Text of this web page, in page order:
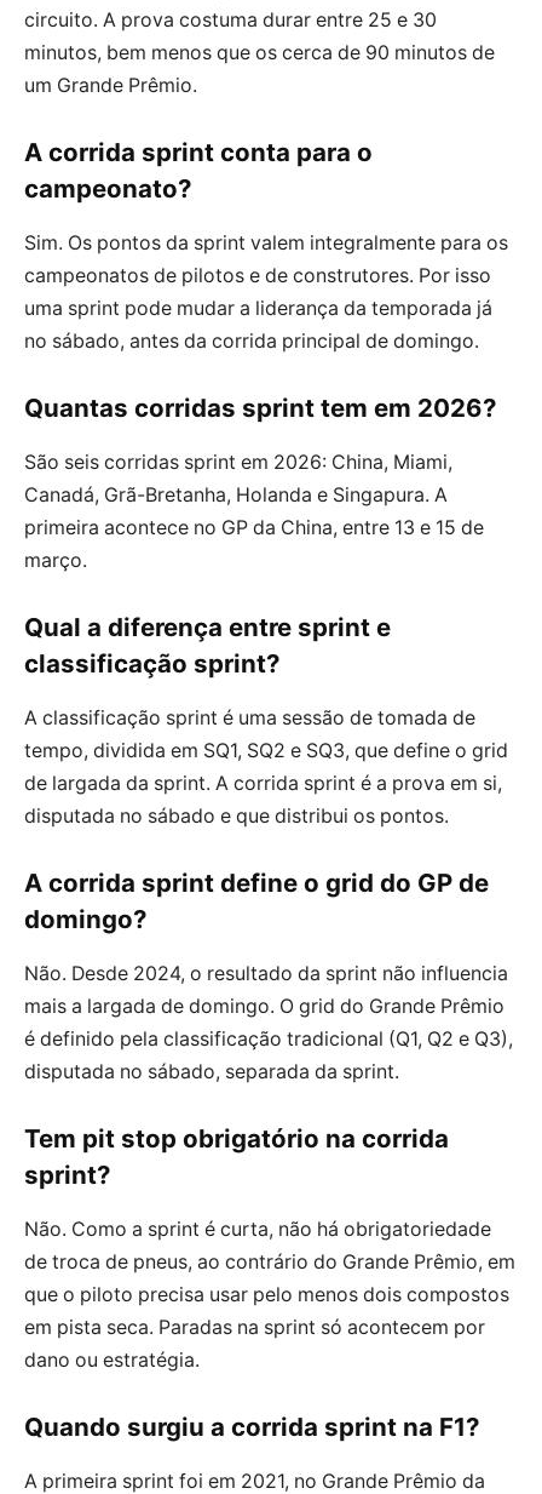
circuito. A prova costuma durar entre 25 e 30
minutos, bem menos que os cerca de 90 minutos de
um Grande Prêmio.
A corrida sprint conta para o
campeonato?
Sim. Os pontos da sprint valem integralmente para os
campeonatos de pilotos e de construtores. Por isso
uma sprint pode mudar a liderança da temporada já
no sábado, antes da corrida principal de domingo.
Quantas corridas sprint tem em 2026?
São seis corridas sprint em 2026: China, Miami,
Canadá, Grã-Bretanha, Holanda e Singapura. A
primeira acontece no GP da China, entre 13 e 15 de
março.
Qual a diferença entre sprint e
classificação sprint?
A classificação sprint é uma sessão de tomada de
tempo, dividida em SQ1, SQ2 e SQ3, que define o grid
de largada da sprint. A corrida sprint é a prova em si,
disputada no sábado e que distribui os pontos.
A corrida sprint define o grid do GP de
domingo?
Não. Desde 2024, o resultado da sprint não influencia
mais a largada de domingo. O grid do Grande Prêmio
é definido pela classificação tradicional (Q1, Q2 e Q3),
disputada no sábado, separada da sprint.
Tem pit stop obrigatório na corrida
sprint?
Não. Como a sprint é curta, não há obrigatoriedade
de troca de pneus, ao contrário do Grande Prêmio, em
que o piloto precisa usar pelo menos dois compostos
em pista seca. Paradas na sprint só acontecem por
dano ou estratégia.
Quando surgiu a corrida sprint na F1?
A primeira sprint foi em 2021, no Grande Prêmio da